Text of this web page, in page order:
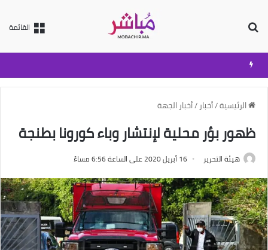
القائمة
الرئيسية/أخبار /أخبار الجهة
ظهور بؤر محلية لإنتشار وباء كورونا بطنجة
هيئة التحرير 16 أبريل 2020 على الساعة 6:56 مساءً